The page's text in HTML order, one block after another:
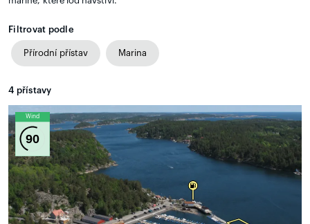
Filtrovat podle
Přírodní přístav Marina
4 přístavy
Wind
90